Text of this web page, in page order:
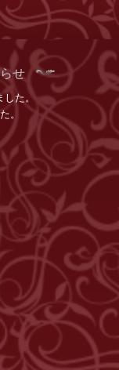
せ
した。
。